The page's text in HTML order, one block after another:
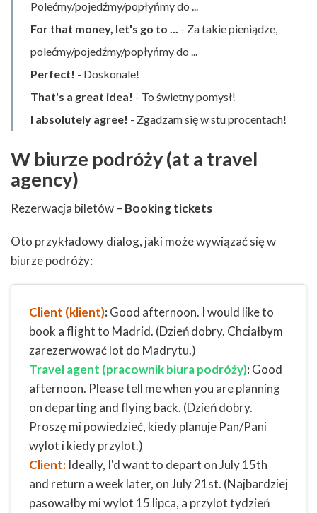
Polećmy/pojedźmy/popłyńmy do ...
For that money, let's go to ... - Za takie pieniądze,
polećmy/pojedźmy/popłyńmy do ...
Perfect! - Doskonale!
That's a great idea! - To świetny pomysł!
I absolutely agree! - Zgadzam się w stu procentach!
W biurze podróży (at a travel
agency)
Rezerwacja biletów – Booking tickets
Oto przykładowy dialog, jaki może wywiązać się w
biurze podróży:
Client (klient):Good afternoon. I would like to
book a flight to Madrid. (Dzień dobry. Chciałbym
zarezerwować lot do Madrytu.)
Travel agent (pracownik biura podróży):Good
afternoon. Please tell me when you are planning
on departing and flying back. (Dzień dobry.
Proszę mi powiedzieć, kiedy planuje Pan/Pani
wylot i kiedy przylot.)
Client: Ideally, I'd want to depart on July 15th
and return a week later, on July 21st. (Najbardziej
pasowałby mi wylot 15 lipca, a przylot tydzień